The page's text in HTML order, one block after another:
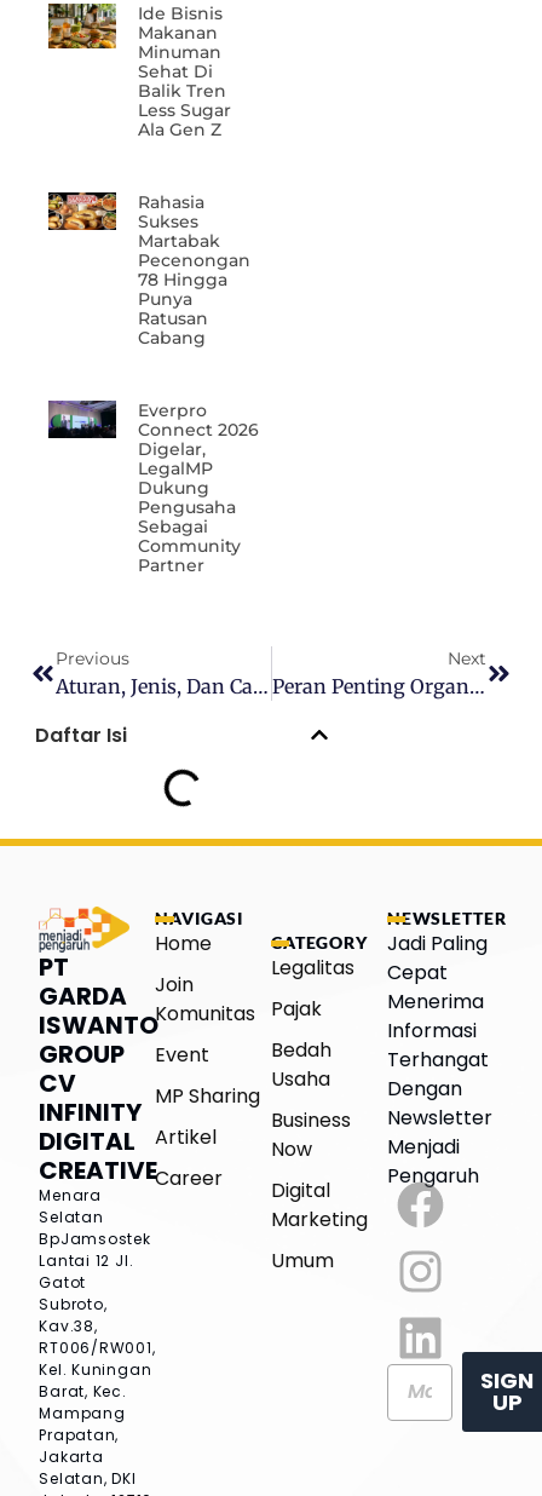
Ide Bisnis
Makanan
Minuman
Sehat Di
Balik Tren
Less Sugar
Ala Gen Z
Rahasia
Sukses
Martabak
Pecenongan
78 Hingga
Punya
Ratusan
Cabang
Everpro
Connect 2026
Digelar,
LegalMP
Dukung
Pengusaha
Sebagai
Community
Partner
Previous
Aturan, Jenis, Dan Cara Pembagian Shift Kerja Karyawan Lengkap Dengan Contohnya
Next
Peran Penting Organ Atau Pengurus Yayasan: Panduan Lengkap Dan Download PDF
Daftar Isi
PT
GARDA
ISWANTO
GROUP
CV
INFINITY
DIGITAL
CREATIVE
Menara
Selatan
BpJamsostek
Lantai 12 Jl.
Gatot
Subroto,
Kav.38,
RT006/RW001,
Kel. Kuningan
Barat, Kec.
Mampang
Prapatan,
Jakarta
Selatan, DKI
NAVIGASI
Home
Join
Komunitas
Event
MP Sharing
Artikel
Career
CATEGORY
Legalitas
Pajak
Bedah
Usaha
Business
Now
Digital
Marketing
Umum
NEWSLETTER
Jadi Paling
Cepat
Menerima
Informasi
Terhangat
Dengan
Newsletter
Menjadi
Pengaruh
SIGN
UP